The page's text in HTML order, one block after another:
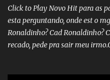
Click to Play Novo Hit para as
esta perguntando, onde est o
Ronaldinho? Cad Ronaldinho?
recado, pede pra sair meu